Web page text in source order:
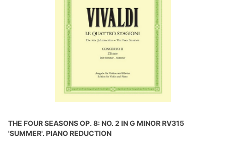
THE FOUR SEASONS OP. 8: NO. 2 IN G MINOR RV315
'SUMMER'. PIANO REDUCTION